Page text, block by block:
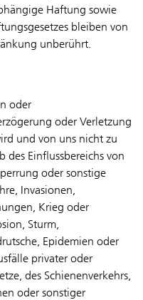
Haftung sowie
bleiben von
unberührt.
oder
oder Verletzung
und von uns nicht zu
des Einflussbereichs von
oder sonstige
Invasionen,
Krieg oder
Sturm,
Epidemien oder
privater oder
des Schienenverkehrs,
oder sonstiger